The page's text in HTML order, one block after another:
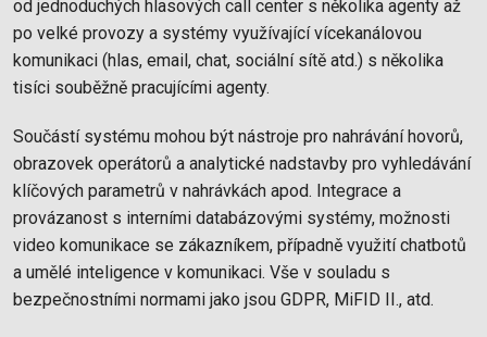
od jednoduchých hlasových call center s několika agenty až
po velké provozy a systémy využívající vícekanálovou
komunikaci (hlas, email, chat, sociální sítě atd.) s několika
tisíci souběžně pracujícími agenty.
Součástí systému mohou být nástroje pro nahrávání hovorů,
obrazovek operátorů a analytické nadstavby pro vyhledávání
klíčových parametrů v nahrávkách apod. Integrace a
provázanost s interními databázovými systémy, možnosti
video komunikace se zákazníkem, případně využití chatbotů
a umělé inteligence v komunikaci. Vše v souladu s
bezpečnostními normami jako jsou GDPR, MiFID II., atd.